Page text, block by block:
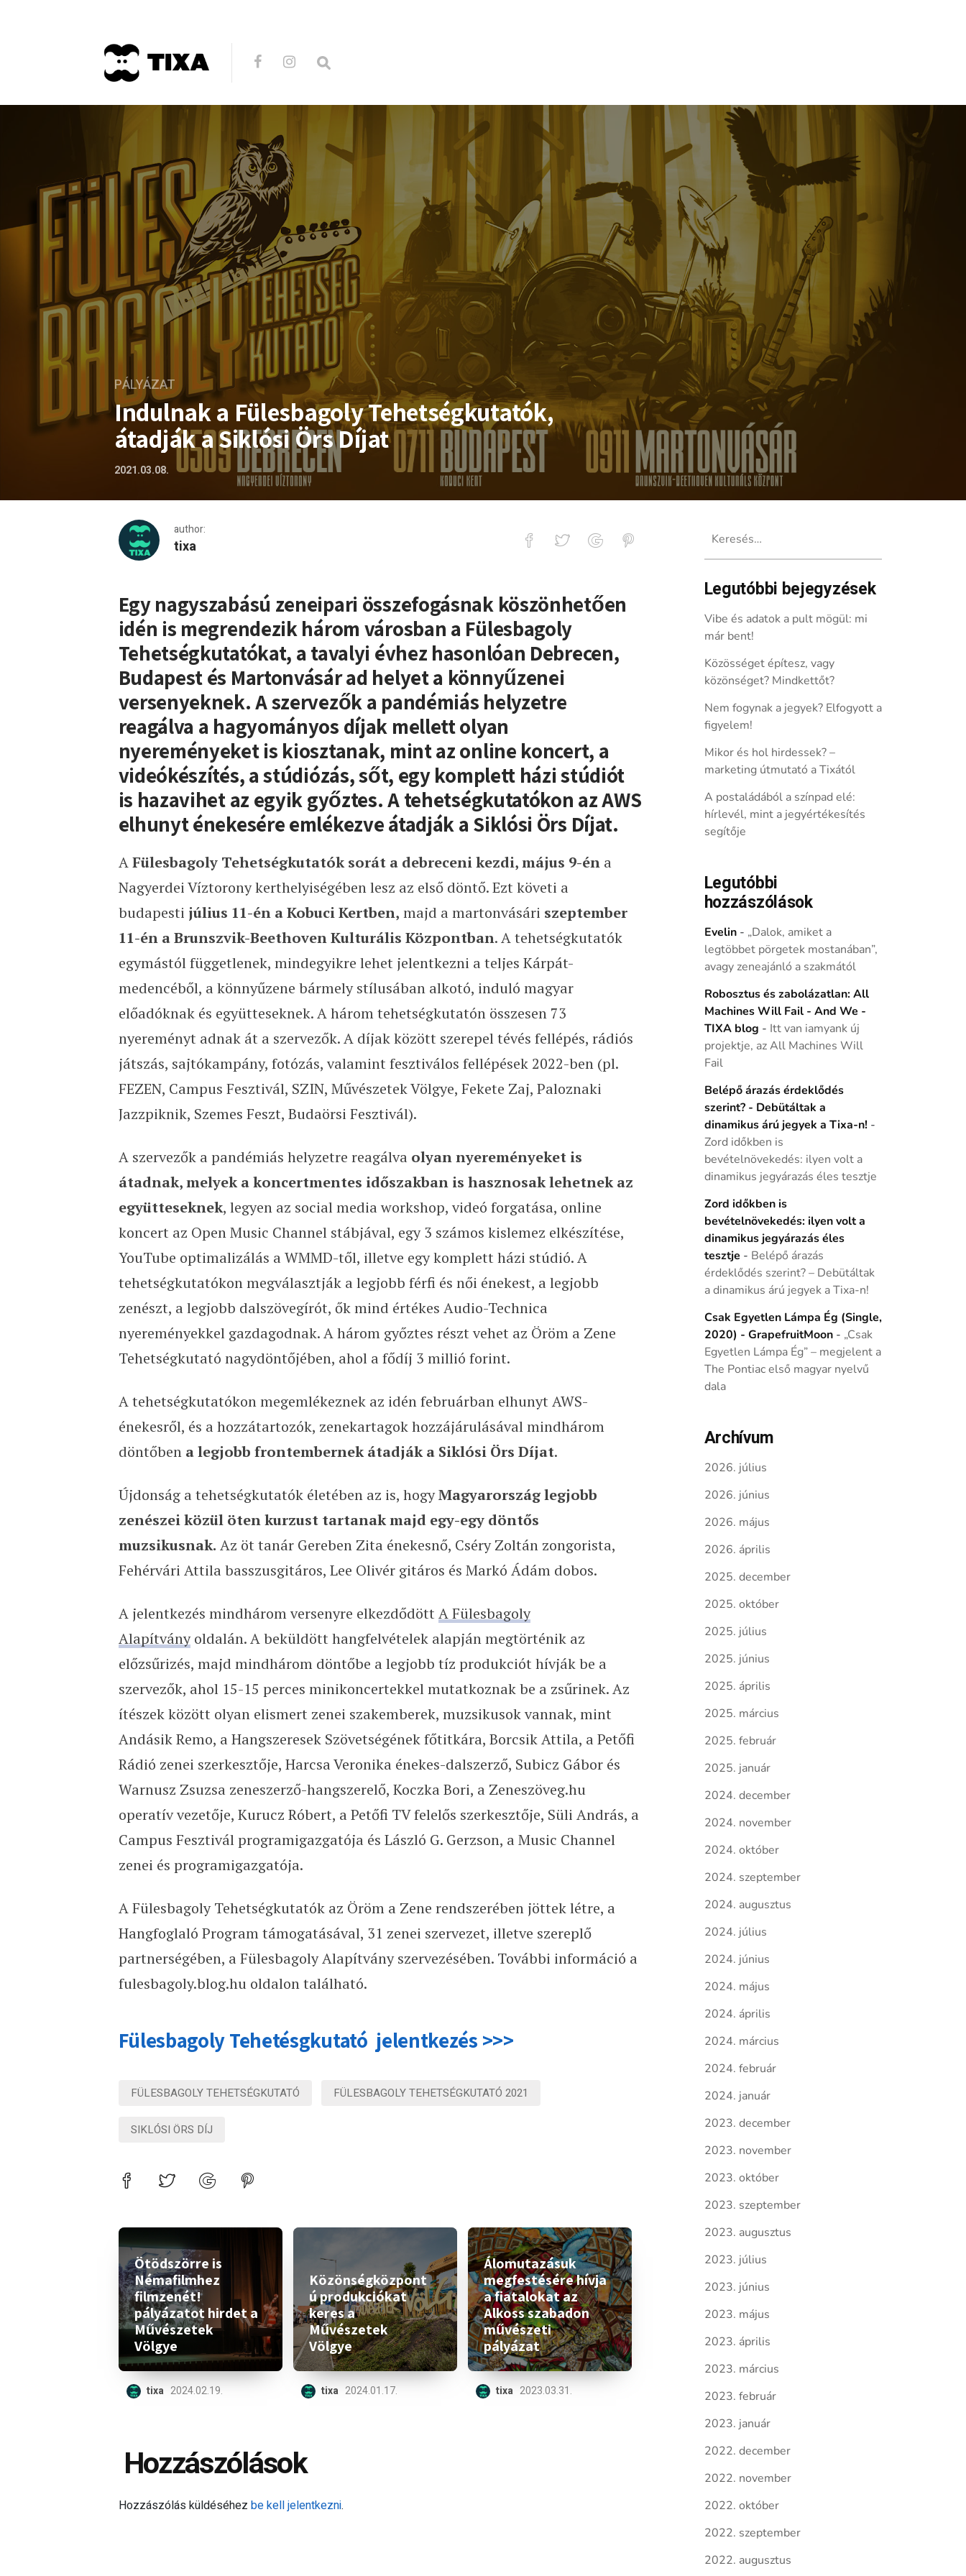
PÁLYÁZAT
Indulnak a Fülesbagoly Tehetségkutatók,
átadják a Siklósi Örs Díjat
2021.03.08.
author:
tixa
Indulnak a Fülesbagoly Tehetségkutatók, átadják a Siklósi Örs Díjat
Egy nagyszabású zeneipari összefogásnak köszönhetően
idén is megrendezik három városban a Fülesbagoly
Tehetségkutatókat, a tavalyi évhez hasonlóan Debrecen,
Budapest és Martonvásár ad helyet a könnyűzenei
versenyeknek. A szervezők a pandémiás helyzetre
reagálva a hagyományos díjak mellett olyan
nyereményeket is kiosztanak, mint az online koncert, a
videókészítés, a stúdiózás, sőt, egy komplett házi stúdiót
is hazavihet az egyik győztes. A tehetségkutatókon az AWS
elhunyt énekesére emlékezve átadják a Siklósi Örs Díjat.
AFülesbagoly Tehetségkutatók sorát a debreceni kezdi, május 9-éna
Nagyerdei Víztorony kerthelyiségében lesz az első döntő. Ezt követi a
budapesti július 11-én a Kobuci Kertben, majd a martonvásári szeptember
11-én a Brunszvik-Beethoven Kulturális Központban. A tehetségkutatók
egymástól függetlenek, mindegyikre lehet jelentkezni a teljes Kárpát-
medencéből, a könnyűzene bármely stílusában alkotó, induló magyar
előadóknak és együtteseknek. A három tehetségkutatón összesen 73
nyereményt adnak át a szervezők. A díjak között szerepel tévés fellépés, rádiós
játszás, sajtókampány, fotózás, valamint fesztiválos fellépések 2022-ben (pl.
FEZEN, Campus Fesztivál, SZIN, Művészetek Völgye, Fekete Zaj, Paloznaki
Jazzpiknik, Szemes Feszt, Budaörsi Fesztivál).
A szervezők a pandémiás helyzetre reagálva olyan nyereményeket is
átadnak, melyek a koncertmentes időszakban is hasznosak lehetnek az
együtteseknek, legyen az social media workshop, videó forgatása, online
koncert az Open Music Channel stábjával, egy 3 számos kislemez elkészítése,
YouTube optimalizálás a WMMD-től, illetve egy komplett házi stúdió. A
tehetségkutatókon megválasztják a legjobb férfi és női énekest, a legjobb
zenészt, a legjobb dalszövegírót, ők mind értékes Audio-Technica
nyereményekkel gazdagodnak. A három győztes részt vehet az Öröm a Zene
Tehetségkutató nagydöntőjében, ahol a fődíj 3 millió forint.
A tehetségkutatókon megemlékeznek az idén februárban elhunyt AWS-
énekesről, és a hozzátartozók, zenekartagok hozzájárulásával mindhárom
döntőben a legjobb frontembernek átadják a Siklósi Örs Díjat.
Újdonság a tehetségkutatók életében az is, hogyMagyarország legjobb
zenészei közül öten kurzust tartanak majd egy-egy döntős
muzsikusnak. Az öt tanár Gereben Zita énekesnő, Cséry Zoltán zongorista,
Fehérvári Attila basszusgitáros, Lee Olivér gitáros és Markó Ádám dobos.
A jelentkezés mindhárom versenyre elkezdődött A Fülesbagoly
Alapítványoldalán. A beküldött hangfelvételek alapján megtörténik az
előzsűrizés, majd mindhárom döntőbe a legjobb tíz produkciót hívják be a
szervezők, ahol 15-15 perces minikoncertekkel mutatkoznak be a zsűrinek. Az
ítészek között olyan elismert zenei szakemberek, muzsikusok vannak, mint
Andásik Remo, a Hangszeresek Szövetségének főtitkára, Borcsik Attila, a Petőfi
Rádió zenei szerkesztője, Harcsa Veronika énekes-dalszerző, Subicz Gábor és
Warnusz Zsuzsa zeneszerző-hangszerelő, Koczka Bori, a Zeneszöveg.hu
operatív vezetője, Kurucz Róbert, a Petőfi TV felelős szerkesztője, Süli András, a
Campus Fesztivál programigazgatója és László G. Gerzson, a Music Channel
zenei és programigazgatója.
A Fülesbagoly Tehetségkutatók az Öröm a Zene rendszerében jöttek létre, a
Hangfoglaló Program támogatásával, 31 zenei szervezet, illetve szereplő
partnerségében, a Fülesbagoly Alapítvány szervezésében. További információ a
fulesbagoly.blog.hu oldalon található.
Fülesbagoly Tehetésgkutató jelentkezés >>>
FÜLESBAGOLY TEHETSÉGKUTATÓ FÜLESBAGOLY TEHETSÉGKUTATÓ 2021
SIKLÓSI ÖRS DÍJ
Ötödszörre is
Némafilmhez
filmzenét!
pályázatot hirdet a
Művészetek
Völgye
tixa 2024.02.19.
Közönségközpont
ú produkciókat
keres a
Művészetek
Völgye
tixa 2024.01.17.
Álomutazásuk
megfestésére hívja
a fiatalokat az
Alkoss szabadon
művészeti
pályázat
tixa 2023.03.31.
Hozzászólások
Hozzászólás küldéséhez be kell jelentkezni.
Legutóbbi bejegyzések
Vibe és adatok a pult mögül: mi
már bent!
Közösséget építesz, vagy
közönséget? Mindkettőt?
Nem fogynak a jegyek? Elfogyott a
figyelem!
Mikor és hol hirdessek? –
marketing útmutató a Tixától
A postaládából a színpad elé:
hírlevél, mint a jegyértékesítés
segítője
Legutóbbi
hozzászólások
Evelin- „Dalok, amiket a
legtöbbet pörgetek mostanában”,
avagy zeneajánló a szakmától
Robosztus és zabolázatlan: All
Machines Will Fail - And We -
TIXA blog - Itt van iamyank új
projektje, az All Machines Will
Fail
Belépő árazás érdeklődés
szerint? - Debütáltak a
dinamikus árú jegyek a Tixa-n! -
Zord időkben is
bevételnövekedés: ilyen volt a
dinamikus jegyárazás éles tesztje
Zord időkben is
bevételnövekedés: ilyen volt a
dinamikus jegyárazás éles
tesztje - Belépő árazás
érdeklődés szerint? – Debütáltak
a dinamikus árú jegyek a Tixa-n!
Csak Egyetlen Lámpa Ég (Single,
2020) - GrapefruitMoon- „Csak
Egyetlen Lámpa Ég” – megjelent a
The Pontiac első magyar nyelvű
dala
Archívum
2026. július
2026. június
2026. május
2026. április
2025. december
2025. október
2025. július
2025. június
2025. április
2025. március
2025. február
2025. január
2024. december
2024. november
2024. október
2024. szeptember
2024. augusztus
2024. július
2024. június
2024. május
2024. április
2024. március
2024. február
2024. január
2023. december
2023. november
2023. október
2023. szeptember
2023. augusztus
2023. július
2023. június
2023. május
2023. április
2023. március
2023. február
2023. január
2022. december
2022. november
2022. október
2022. szeptember
2022. augusztus